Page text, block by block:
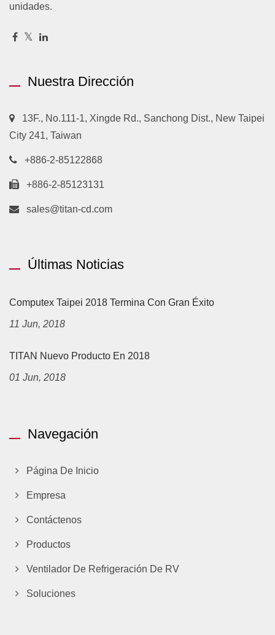
unidades.
Nuestra Dirección
13F., No.111-1, Xingde Rd., Sanchong Dist., New Taipei
City 241, Taiwan
+886-2-85122868
+886-2-85123131
sales@titan-cd.com
Últimas Noticias
Computex Taipei 2018 Termina Con Gran Éxito
11 Jun, 2018
TITAN Nuevo Producto En 2018
01 Jun, 2018
Navegación
Página De Inicio
Empresa
Contáctenos
Productos
Ventilador De Refrigeración De RV
Soluciones